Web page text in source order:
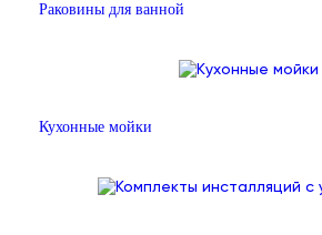
Раковины для ванной
Кухонные мойки